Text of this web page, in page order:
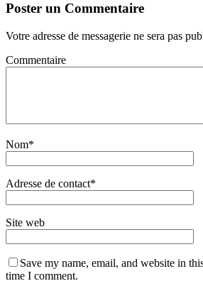
Poster un Commentaire
Votre adresse de messagerie ne sera pas
Commentaire
Nom*
Adresse de contact*
Site web
Save my name, email, and website in
time I comment.